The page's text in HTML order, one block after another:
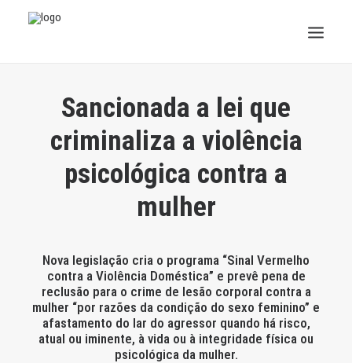
SESC
FAQ
Sancionada a lei que
criminaliza a violência
psicológica contra a
mulher
Nova legislação cria o programa “Sinal Vermelho
contra a Violência Doméstica” e prevê pena de
reclusão para o crime de lesão corporal contra a
mulher “por razões da condição do sexo feminino” e
afastamento do lar do agressor quando há risco,
atual ou iminente, à vida ou à integridade física ou
psicológica da mulher.